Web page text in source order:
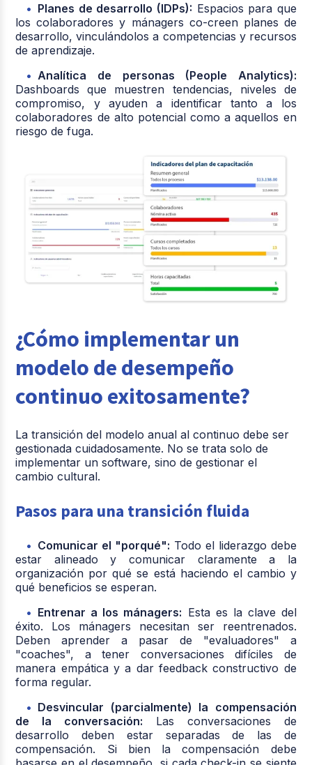
Planes de desarrollo (IDPs): Espacios para que
los colaboradores y mánagers co-creen planes de
desarrollo, vinculándolos a competencias y recursos
de aprendizaje.
Analítica de personas (People Analytics):
Dashboards que muestren tendencias, niveles de
compromiso, y ayuden a identificar tanto a los
colaboradores de alto potencial como a aquellos en
riesgo de fuga.
¿Cómo implementar un
modelo de desempeño
continuo exitosamente?
La transición del modelo anual al continuo debe ser
gestionada cuidadosamente. No se trata solo de
implementar un software, sino de gestionar el
cambio cultural.
Pasos para una transición fluida
Comunicar el "porqué": Todo el liderazgo debe
estar alineado y comunicar claramente a la
organización por qué se está haciendo el cambio y
qué beneficios se esperan.
Entrenar a los mánagers: Esta es la clave del
éxito. Los mánagers necesitan ser reentrenados.
Deben aprender a pasar de "evaluadores" a
"coaches", a tener conversaciones difíciles de
manera empática y a dar feedback constructivo de
forma regular.
Desvincular (parcialmente) la compensación
de la conversación: Las conversaciones de
desarrollo deben estar separadas de las de
compensación. Si bien la compensación debe